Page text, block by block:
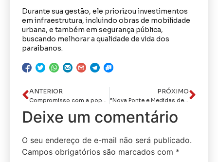
Durante sua gestão, ele priorizou investimentos
em infraestrutura, incluindo obras de mobilidade
urbana, e também em segurança pública,
buscando melhorar a qualidade de vida dos
paraibanos.
ANTERIOR PRÓXIMO
“Nova Ponte e Medidas de Segurança Reforçam Mobilidade e Tranquilidade na Paraíba”
Deixe um comentário
O seu endereço de e-mail não será publicado.
Campos obrigatórios são marcados com *